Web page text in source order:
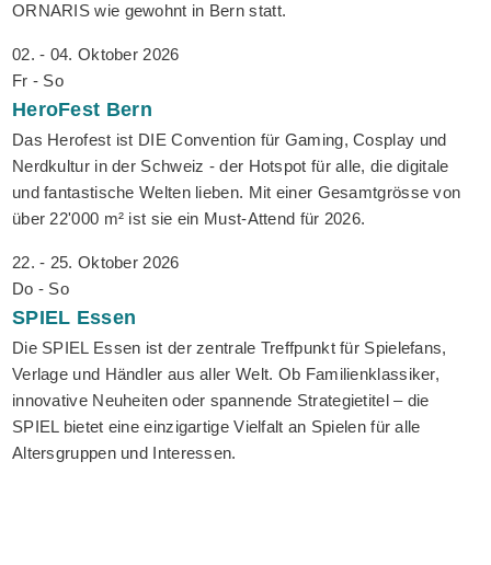
ORNARIS wie gewohnt in Bern statt.
02. - 04. Oktober 2026
Fr - So
HeroFest Bern
Das Herofest ist DIE Convention für Gaming, Cosplay und
Nerdkultur in der Schweiz - der Hotspot für alle, die digitale
und fantastische Welten lieben. Mit einer Gesamtgrösse von
über 22'000 m² ist sie ein Must-Attend für 2026.
22. - 25. Oktober 2026
Do - So
SPIEL Essen
Die SPIEL Essen ist der zentrale Treffpunkt für Spielefans,
Verlage und Händler aus aller Welt. Ob Familienklassiker,
innovative Neuheiten oder spannende Strategietitel – die
SPIEL bietet eine einzigartige Vielfalt an Spielen für alle
Altersgruppen und Interessen.